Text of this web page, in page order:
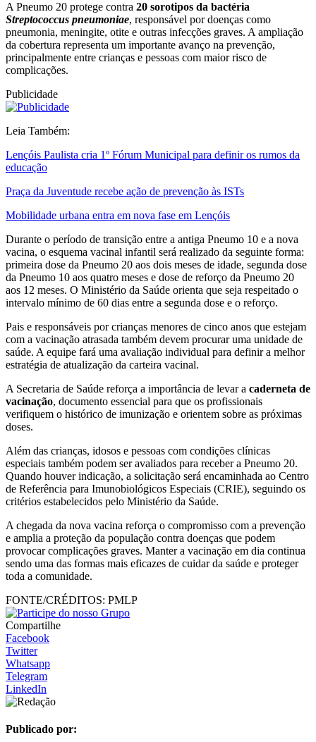
A Pneumo 20 protege contra 20 sorotipos da bactéria
Streptococcus pneumoniae, responsável por doenças como
pneumonia, meningite, otite e outras infecções graves. A ampliação
da cobertura representa um importante avanço na prevenção,
principalmente entre crianças e pessoas com maior risco de
complicações.
Publicidade
Leia Também:
Lençóis Paulista cria 1º Fórum Municipal para definir os rumos da
educação
Praça da Juventude recebe ação de prevenção às ISTs
Mobilidade urbana entra em nova fase em Lençóis
Durante o período de transição entre a antiga Pneumo 10 e a nova
vacina, o esquema vacinal infantil será realizado da seguinte forma:
primeira dose da Pneumo 20 aos dois meses de idade, segunda dose
da Pneumo 10 aos quatro meses e dose de reforço da Pneumo 20
aos 12 meses. O Ministério da Saúde orienta que seja respeitado o
intervalo mínimo de 60 dias entre a segunda dose e o reforço.
Pais e responsáveis por crianças menores de cinco anos que estejam
com a vacinação atrasada também devem procurar uma unidade de
saúde. A equipe fará uma avaliação individual para definir a melhor
estratégia de atualização da carteira vacinal.
A Secretaria de Saúde reforça a importância de levar a caderneta de
vacinação, documento essencial para que os profissionais
verifiquem o histórico de imunização e orientem sobre as próximas
doses.
Além das crianças, idosos e pessoas com condições clínicas
especiais também podem ser avaliados para receber a Pneumo 20.
Quando houver indicação, a solicitação será encaminhada ao Centro
de Referência para Imunobiológicos Especiais (CRIE), seguindo os
critérios estabelecidos pelo Ministério da Saúde.
A chegada da nova vacina reforça o compromisso com a prevenção
e amplia a proteção da população contra doenças que podem
provocar complicações graves. Manter a vacinação em dia continua
sendo uma das formas mais eficazes de cuidar da saúde e proteger
toda a comunidade.
FONTE/CRÉDITOS: PMLP
Compartilhe
Facebook
Twitter
Whatsapp
Telegram
LinkedIn
Publicado por: